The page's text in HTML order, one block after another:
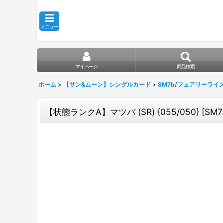
メニュー
マイページ 商品検索
ホーム > 【サン&ムーン】シングルカード > SM7b/フェアリーライ
【状態ランクA】マツバ (SR) {055/050}